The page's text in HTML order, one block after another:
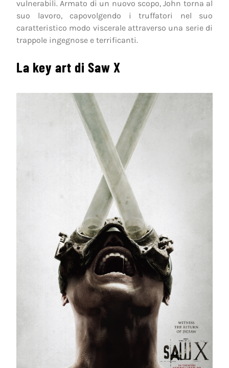
vulnerabili. Armato di un nuovo scopo, John torna al
suo lavoro, capovolgendo i truffatori nel suo
caratteristico modo viscerale attraverso una serie di
trappole ingegnose e terrificanti.
La key art di Saw X